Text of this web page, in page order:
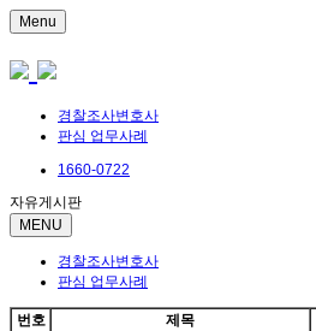
Menu
경찰조사변호사
판심 업무사례
1660-0722
자유게시판
MENU
경찰조사변호사
판심 업무사례
번호 제목